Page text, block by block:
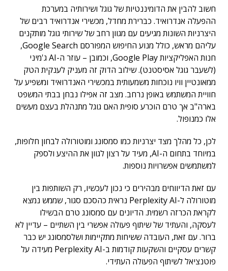
חשוב להבין את הדומיננטיות של גוגל ושירותיה במערכת
ההפעלה אנדרואיד. כברירת מחדל, מכשירי אנדרואיד רבים של
היצרניות השונות מגיעים עם מגוון רחב של שירותי גוגל מותקנים
עליהם מראש, כולל מנוע החיפוש המפורסם Google Search,
חנות האפליקציות Google Play, וכמובן – עוזר ה-AI ג'מיני
(לשעבר גוגל אסיסטנט). שילוב הדוק זה מעניק לענקית הטק
ממאונטיין וויו נוכחות משמעותית במכשירי האנדרואיד ומשפיע על
חוויית המשתמש באופן נרחב. מצב זה אפילו נבחן בבתי המשפט
בארה"ב אך טרם הוכרע סופית האם גוגל מתנהלת בעצם מעשים
אלו כמנופול.
לכן, כל מהלך מצד יצרניות כמו סמסונג ומוטורולה לבחון חלופות,
במיוחד בתחום ה-AI, מעיד על רצון לגוון את ההיצע ולספק
למשתמשים אפשרויות נוספות.
עם זאת הדיווחים מבהירים כי נכון לעכשיו, רק השותפות בין
מוטורולה ל-Perplexity AI נראית כהסכם סגור, שממש נמצא
לקראת הכרזה רשמית. הדיונים עם סמסונג טרם הבשילו
לעסקה, והעתיד של שיתוף פעולה אפשרי בין השתיים – עדיין לא
ברור. עם זאת, העובדה ששיחות מתקיימות ושלסמסונג יש כבר
קשרים עסקיים והשקעות קודמות ב-Perplexity AI מעידה על
פוטנציאל לשיתוף הפעולה העתידי.